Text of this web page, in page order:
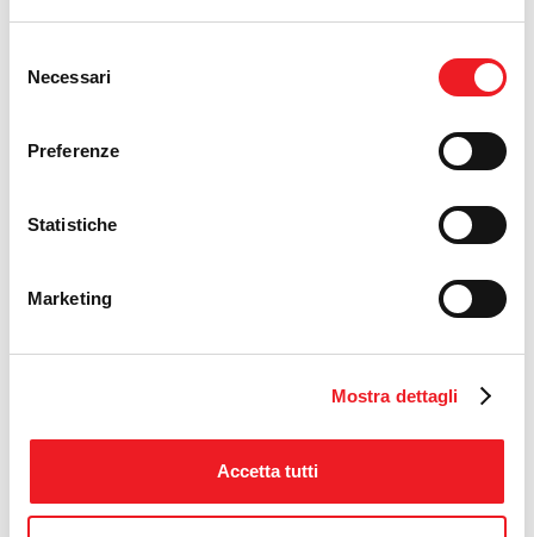
delNecessari
Preferenze
Statistiche
Marketing
Mostra dettagli
Accetta tutti
HINTENRÄDER: